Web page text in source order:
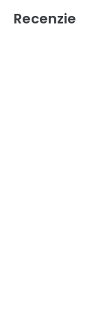
Recenzie